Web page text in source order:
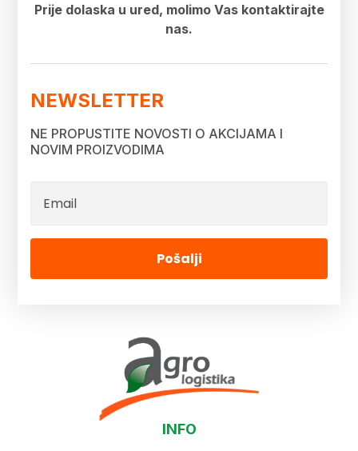
Prije dolaska u ured, molimo Vas kontaktirajte
nas.
NEWSLETTER
NE PROPUSTITE NOVOSTI O AKCIJAMA I
NOVIM PROIZVODIMA
Pošalji
INFO